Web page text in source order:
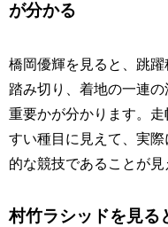
が分かる
橋岡優輝を見ると、跳躍
踏み切り、着地の一連
重要かが分かります。
すい種目に見えて、実
的な競技であることが見
村竹ラシッドを見る